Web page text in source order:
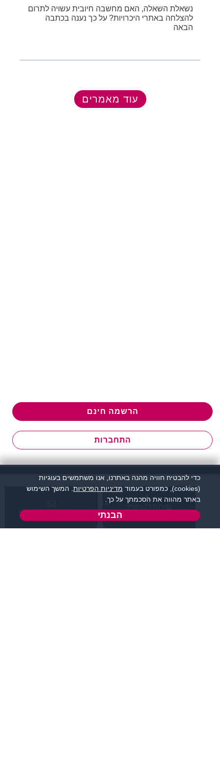
נשאלת השאלה, האם מחשבה חיובית עשויה לתרום
להצלחה באתרי היכרויות? על כך נענה בכתבה
הבאה
עוד מאמרים
הרשמה חינם
התחברות
support@flirtut.co.il
כדי להבטיח חוויה מהנה באתרנו, אנו משתמשים בעוגיות
(cookies), כמפורט בעמוד
מדיניות הפרטיות . המשך השימוש
באתר מהווה את הסכמתך על כך.
הבנתי